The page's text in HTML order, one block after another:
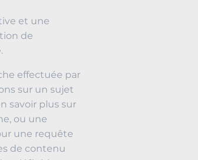
et une
de
effectuée par
sur un sujet
savoir plus sur
ou une
une requête
de contenu